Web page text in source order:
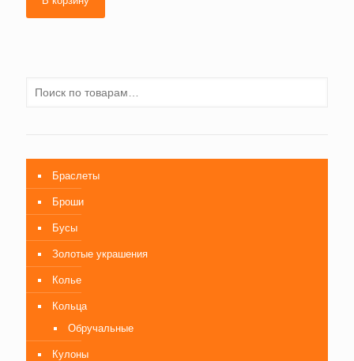
Браслеты
Броши
Бусы
Золотые украшения
Колье
Кольца
Обручальные
Кулоны